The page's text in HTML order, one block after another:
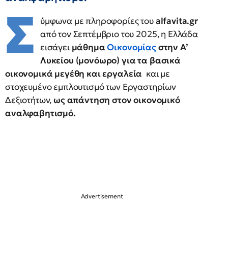
Σ ύμφωνα με πληροφορίες τουalfavita.gr
από τον Σεπτέμβριο του 2025, η Ελλάδα
εισάγει μάθημαΟικονομίαςστην Α’
Λυκείου (μονόωρο) για τα βασικά
οικονομικά μεγέθη και εργαλεία και με
στοχευμένο εμπλουτισμό των Εργαστηρίων
Δεξιοτήτων,ως απάντηση στον οικονομικό
αναλφαβητισμό.